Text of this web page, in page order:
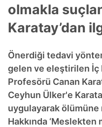
olmakla
Karatay’dan
Önerdiği tedavi
gelen ve eleştirilen İç
Profesörü Canan
Ceyhun Ülker'e
uygulayarak
Hakkında ‘Meslekten